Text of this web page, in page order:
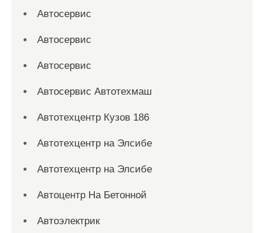
Автосервис
Автосервис
Автосервис
Автосервис Автотехмаш
Автотехцентр Кузов 186
Автотехцентр на Элсибе
Автотехцентр на Элсибе
Автоцентр На Бетонной
Автоэлектрик